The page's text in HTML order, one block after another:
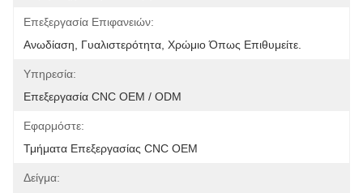
Επεξεργασία Επιφανειών:
Ανωδίαση, Γυαλιστερότητα, Χρώμιο Όπως Επιθυμείτε.
Υπηρεσία:
Επεξεργασία CNC OEM / ODM
Εφαρμόστε:
Τμήματα Επεξεργασίας CNC OEM
Δείγμα: